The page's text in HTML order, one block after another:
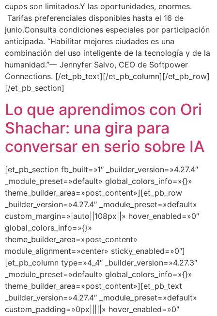
cupos son limitados.Y las oportunidades, enormes.
Tarifas preferenciales disponibles hasta el 16 de
junio.Consulta condiciones especiales por participación
anticipada. “Habilitar mejores ciudades es una
combinación del uso inteligente de la tecnología y de la
humanidad.”— Jennyfer Salvo, CEO de Softpower
Connections. [/et_pb_text][/et_pb_column][/et_pb_row]
[/et_pb_section]
Lo que aprendimos con Ori
Shachar: una gira para
conversar en serio sobre IA
[et_pb_section fb_built=»1″ _builder_version=»4.27.4″
_module_preset=»default» global_colors_info=»{}»
theme_builder_area=»post_content»][et_pb_row
_builder_version=»4.27.4″ _module_preset=»default»
custom_margin=»|auto||108px||» hover_enabled=»0″
global_colors_info=»{}»
theme_builder_area=»post_content»
module_alignment=»center» sticky_enabled=»0″]
[et_pb_column type=»4_4″ _builder_version=»4.27.3″
_module_preset=»default» global_colors_info=»{}»
theme_builder_area=»post_content»][et_pb_text
_builder_version=»4.27.4″ _module_preset=»default»
custom_padding=»0px|||||» hover_enabled=»0″